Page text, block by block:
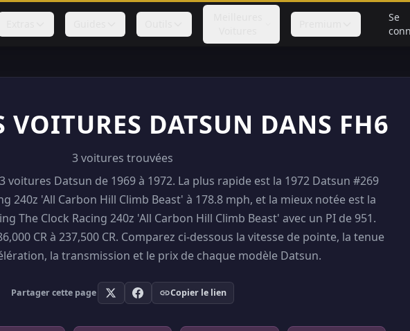
Se
VOITURES DATSUN DANS FH6
3 voitures trouvées
voitures Datsun de 1969 à 1972. La plus rapide est la 1972 Datsun #269
240z 'All Carbon Hill Climb Beast' à 178.8 mph, et la mieux notée est la
The Clock Racing 240z 'All Carbon Hill Climb Beast' avec un PI de 951.
CR à 237,500 CR. Comparez ci-dessous la vitesse de pointe, la tenue
la transmission et le prix de chaque modèle Datsun.
Partager cette page Copier le lien